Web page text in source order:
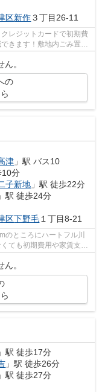
区新作３丁目26-11
レジットカードで初期費
きます！敷地内ごみ置き
。
の
津 」駅 バス10
10分
子新地 」駅 徒歩22分
」駅 徒歩24分
区下野毛１丁目8-21
のところにハートフル川
ても初期費用や家賃支払
。
」駅 徒歩17分
」駅 徒歩26分
」駅 徒歩27分